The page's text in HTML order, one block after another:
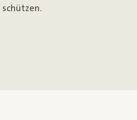
schützen.